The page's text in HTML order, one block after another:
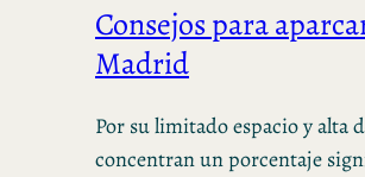
Consejos para
Madrid
Por su limitado espacio y alta
concentran un porcentaje